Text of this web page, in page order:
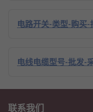
电路开关-类型-购买-
电线电缆型号-批发-
联系我们